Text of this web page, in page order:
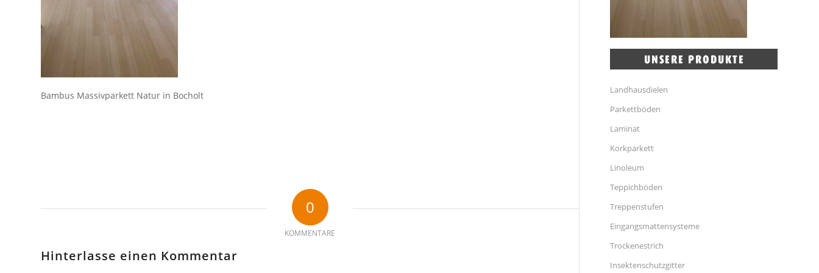
Bambus Massivparkett Natur in Bocholt
0
KOMMENTARE
Hinterlasse einen Kommentar
Landhausdielen
Parkettböden
Laminat
Korkparkett
Linoleum
Teppichböden
Treppenstufen
Eingangsmattensysteme
Trockenestrich
Insektenschutzgitter